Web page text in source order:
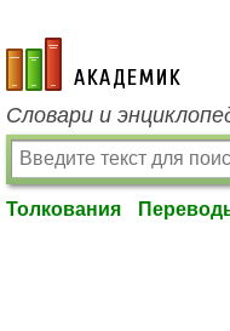
academic.ru
Словари и
Толкования